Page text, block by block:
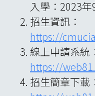
入學：2023年
招生資訊：
https://
線上申請系統
https://
招生簡章下載